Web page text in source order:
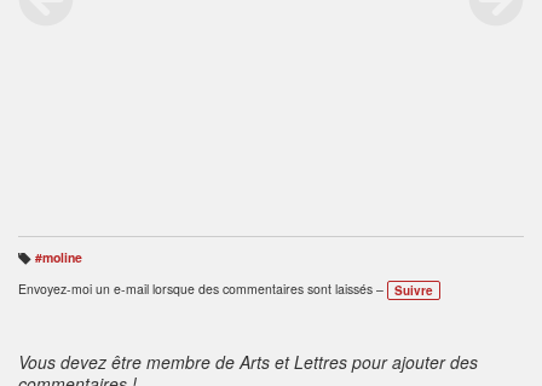
B
ali
s
#moline
Envoyez-moi un e-mail lorsque des commentaires sont laissés –
Suivre
Vous devez être membre de Arts et Lettres pour ajouter des